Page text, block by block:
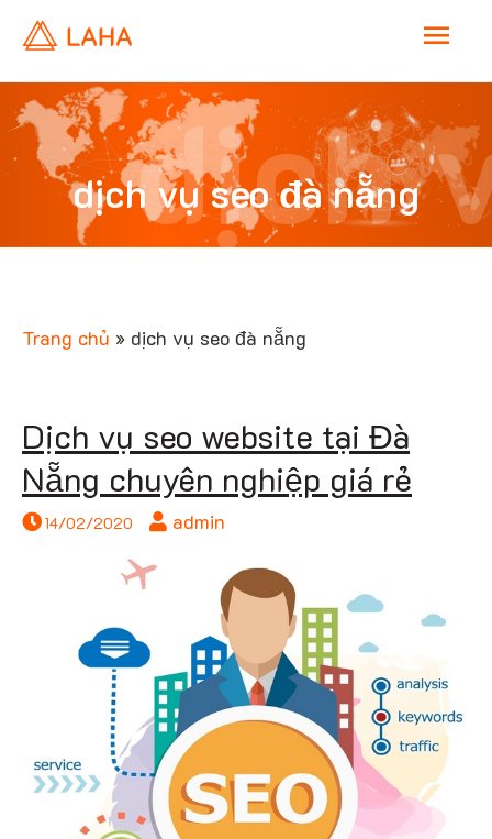
M
a
i
n
dịch
seo
dịch vụ seo đà nẵng
Trang chủ » dịch vụ seo đà nẵng
Dịch vụ seo website tại Đà
Nẵng chuyên nghiệp giá rẻ
14/02/2020 admin